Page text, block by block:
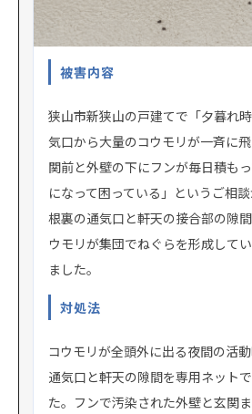
被害内容
狭山市新狭山の戸建てで「夕暮れ
気口から大量のコウモリが一斉に
関前と外壁の下にフンが毎日積も
になって困っている」というご相
根裏の通気口と軒天の接合部の隙
ウモリが集団でねぐらを形成して
ました。
対処法
コウモリが全頭外に出る夜間の活動
通気口と軒天の隙間を専用ネット
た。フンで汚染された外壁と玄関